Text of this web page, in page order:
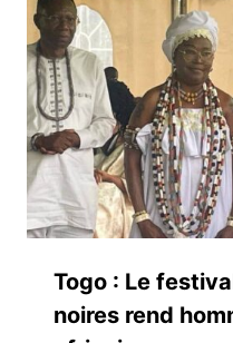
Togo : Le
noires rend